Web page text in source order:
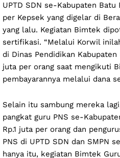
UPTD SDN se-Kabupaten
per Kepsek yang digelar di
yang lalu. Kegiatan Bimtek
sertifikasi. “Melalui Korwil
di Dinas Pendidikan
juta per orang saat mengikuti
pembayarannya melalui dana
Selain itu sambung mereka
pangkat guru PNS se-
Rp.1 juta per orang dan
PNS di UPTD SDN dan SMPN
hanya itu, kegiatan Bimtek